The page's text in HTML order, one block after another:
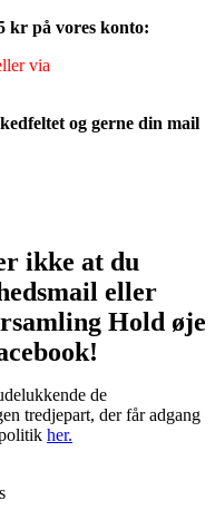
kr på vores konto:
via
og gerne din mail
ikke at du
eller
Hold øje
de
tredjepart, der får adgang
her.